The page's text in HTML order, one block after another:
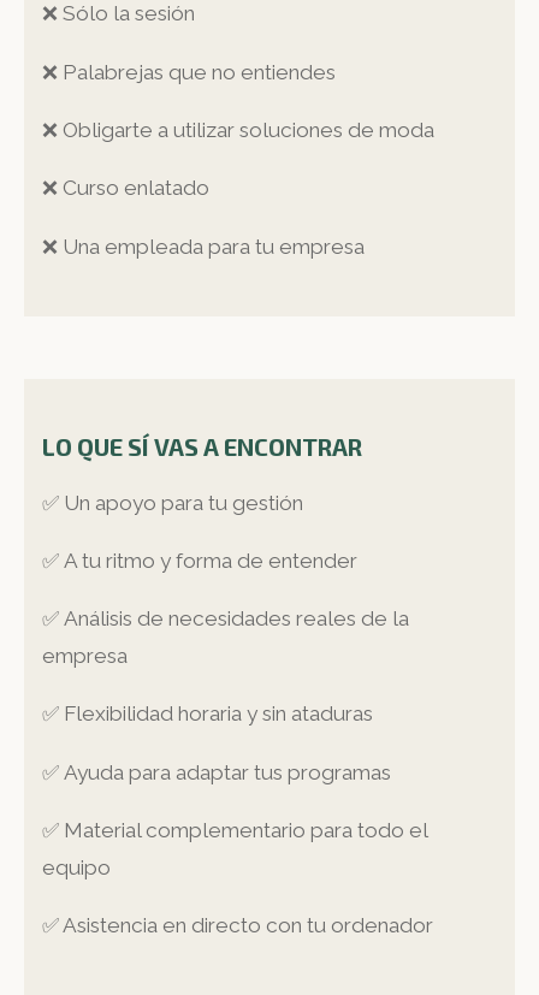
❌ Sólo la sesión
❌ Palabrejas que no entiendes
❌ Obligarte a utilizar soluciones de moda
❌ Curso enlatado
❌ Una empleada para tu empresa
LO QUE SÍ VAS A ENCONTRAR
✅ Un apoyo para tu gestión
✅ A tu ritmo y forma de entender
✅ Análisis de necesidades reales de la
empresa
✅ Flexibilidad horaria y sin ataduras
✅ Ayuda para adaptar tus programas
✅ Material complementario para todo el
equipo
✅ Asistencia en directo con tu ordenador